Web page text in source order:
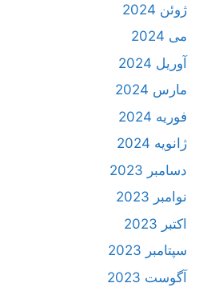
ژوئن 2024
می 2024
آوریل 2024
مارس 2024
فوریه 2024
ژانویه 2024
دسامبر 2023
نوامبر 2023
اکتبر 2023
سپتامبر 2023
آگوست 2023